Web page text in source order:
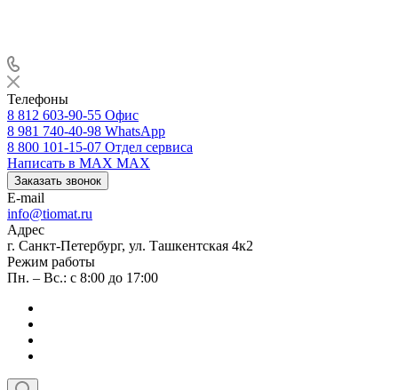
Телефоны
8 812 603-90-55 Офис
8 981 740-40-98 WhatsApp
8 800 101-15-07 Отдел сервиса
Написать в MAX MAX
Заказать звонок
E-mail
info@tiomat.ru
Адрес
г. Санкт-Петербург, ул. Ташкентская 4к2
Режим работы
Пн. – Вс.: с 8:00 до 17:00